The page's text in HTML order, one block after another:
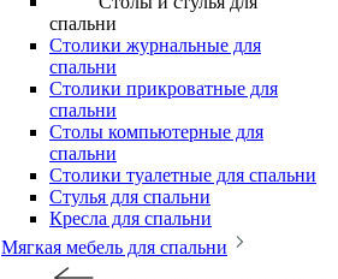
спальни
Столики журнальные для
спальни
Столики прикроватные для
спальни
Столы компьютерные для
спальни
Столики туалетные для спальни
Стулья для спальни
Кресла для спальни
Мягкая мебель для спальни